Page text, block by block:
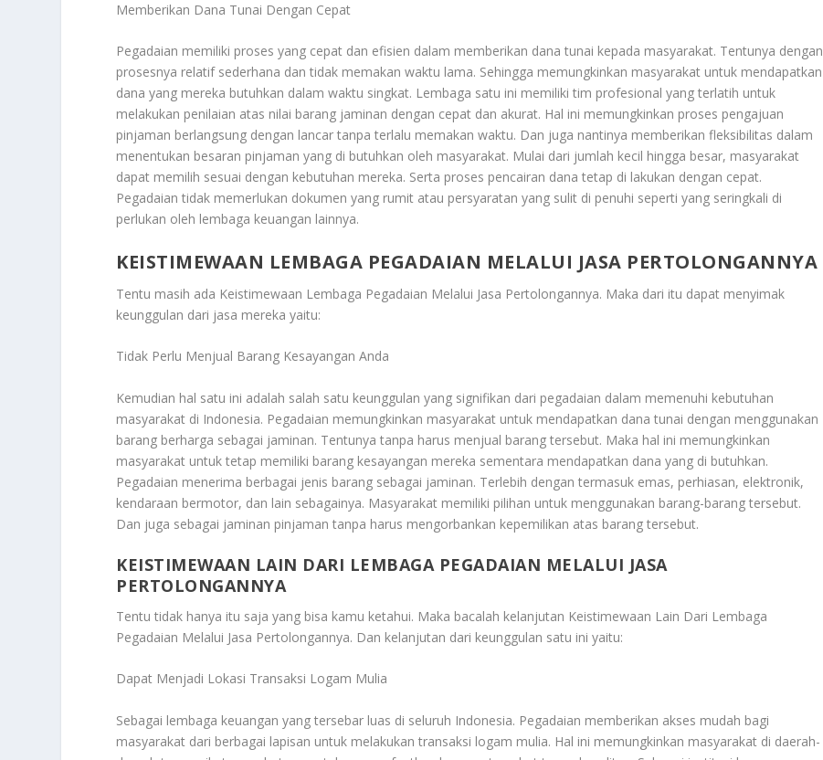
Memberikan Dana Tunai Dengan Cepat
Pegadaian memiliki proses yang cepat dan efisien dalam memberikan dana tunai kepada masyarakat. Tentunya dengan
prosesnya relatif sederhana dan tidak memakan waktu lama. Sehingga memungkinkan masyarakat untuk mendapatkan
dana yang mereka butuhkan dalam waktu singkat. Lembaga satu ini memiliki tim profesional yang terlatih untuk
melakukan penilaian atas nilai barang jaminan dengan cepat dan akurat. Hal ini memungkinkan proses pengajuan
pinjaman berlangsung dengan lancar tanpa terlalu memakan waktu. Dan juga nantinya memberikan fleksibilitas dalam
menentukan besaran pinjaman yang di butuhkan oleh masyarakat. Mulai dari jumlah kecil hingga besar, masyarakat
dapat memilih sesuai dengan kebutuhan mereka. Serta proses pencairan dana tetap di lakukan dengan cepat.
Pegadaian tidak memerlukan dokumen yang rumit atau persyaratan yang sulit di penuhi seperti yang seringkali di
perlukan oleh lembaga keuangan lainnya.
KEISTIMEWAAN LEMBAGA PEGADAIAN MELALUI JASA PERTOLONGANNYA
Tentu masih ada Keistimewaan Lembaga Pegadaian Melalui Jasa Pertolongannya. Maka dari itu dapat menyimak
keunggulan dari jasa mereka yaitu:
Tidak Perlu Menjual Barang Kesayangan Anda
Kemudian hal satu ini adalah salah satu keunggulan yang signifikan dari pegadaian dalam memenuhi kebutuhan
masyarakat di Indonesia. Pegadaian memungkinkan masyarakat untuk mendapatkan dana tunai dengan menggunakan
barang berharga sebagai jaminan. Tentunya tanpa harus menjual barang tersebut. Maka hal ini memungkinkan
masyarakat untuk tetap memiliki barang kesayangan mereka sementara mendapatkan dana yang di butuhkan.
Pegadaian menerima berbagai jenis barang sebagai jaminan. Terlebih dengan termasuk emas, perhiasan, elektronik,
kendaraan bermotor, dan lain sebagainya. Masyarakat memiliki pilihan untuk menggunakan barang-barang tersebut.
Dan juga sebagai jaminan pinjaman tanpa harus mengorbankan kepemilikan atas barang tersebut.
KEISTIMEWAAN LAIN DARI LEMBAGA PEGADAIAN MELALUI JASA
PERTOLONGANNYA
Tentu tidak hanya itu saja yang bisa kamu ketahui. Maka bacalah kelanjutan Keistimewaan Lain Dari Lembaga
Pegadaian Melalui Jasa Pertolongannya. Dan kelanjutan dari keunggulan satu ini yaitu:
Dapat Menjadi Lokasi Transaksi Logam Mulia
Sebagai lembaga keuangan yang tersebar luas di seluruh Indonesia. Pegadaian memberikan akses mudah bagi
masyarakat dari berbagai lapisan untuk melakukan transaksi logam mulia. Hal ini memungkinkan masyarakat di daerah-